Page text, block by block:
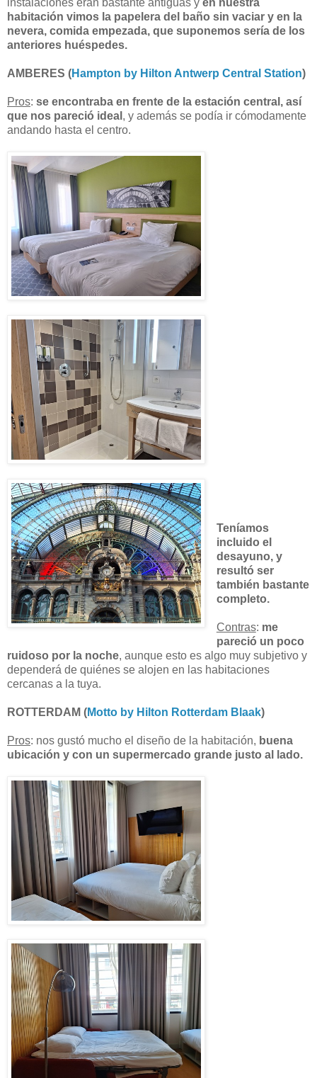
instalaciones eran bastante antiguas y en nuestra
habitación vimos la papelera del baño sin vaciar y en la
nevera, comida empezada, que suponemos sería de los
anteriores huéspedes.
AMBERES (Hampton by Hilton Antwerp Central Station)
Pros: se encontraba en frente de la estación central, así
que nos pareció ideal , y además se podía ir cómodamente
andando hasta el centro.
Teníamos
incluido el
desayuno, y
resultó ser
también bastante
completo.
Contras: me
pareció un poco
ruidoso por la noche, aunque esto es algo muy subjetivo y
dependerá de quiénes se alojen en las habitaciones
cercanas a la tuya.
ROTTERDAM (Motto by Hilton Rotterdam Blaak)
Pros: nos gustó mucho el diseño de la habitación, buena
ubicación y con un supermercado grande justo al lado.